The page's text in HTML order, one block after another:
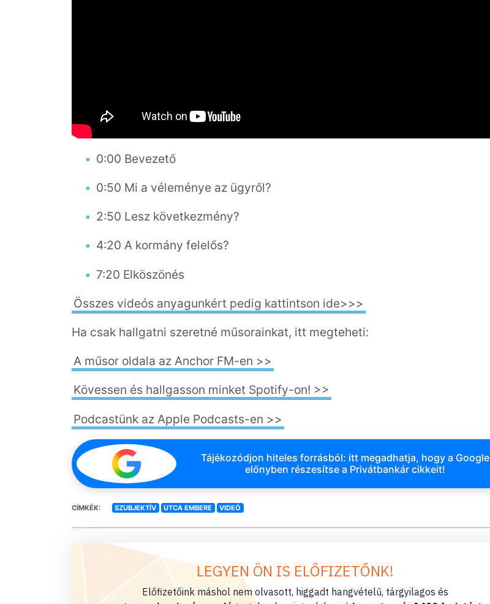
0:00 Bevezető
0:50 Mi a véleménye az ügyről?
2:50 Lesz következmény?
4:20 A kormány felelős?
7:20 Elköszönés
Összes videós anyagunkért pedig kattintson ide>>>
Ha csak hallgatni szeretné műsorainkat, itt megteheti:
A műsor oldala az Anchor FM-en >>
Kövessen és hallgasson minket Spotify-on! >>
Podcastünk az Apple Podcasts-en >>
Tájékozódjon hiteles forrásból: itt megadhatja, hogy a Google
előnyben részesítse a Privátbankár cikkeit!
CÍMKÉK: SZUBJEKTÍV UTCA EMBERE VIDEÓ
LEGYEN ÖN IS ELŐFIZETŐNK!
Előfizetőink máshol nem olvasott, higgadt hangvételű, tárgyilagos és